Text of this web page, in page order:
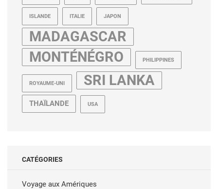
ISLANDE ITALIE JAPON
MADAGASCAR
MONTÉNÉGRO
PHILIPPINES
ROYAUME-UNI SRI LANKA
THAÏLANDE USA
CATÉGORIES
Voyage aux Amériques